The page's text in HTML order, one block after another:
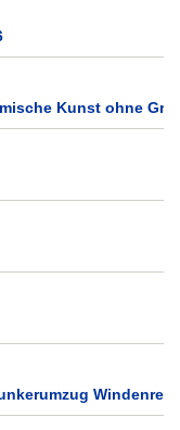
Kunst ohne